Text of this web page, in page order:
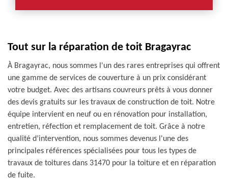
Tout sur la réparation de toit Bragayrac
À Bragayrac, nous sommes l'un des rares entreprises qui offrent
une gamme de services de couverture à un prix considérant
votre budget. Avec des artisans couvreurs prêts à vous donner
des devis gratuits sur les travaux de construction de toit. Notre
équipe intervient en neuf ou en rénovation pour installation,
entretien, réfection et remplacement de toit. Grâce à notre
qualité d’intervention, nous sommes devenus l'une des
principales références spécialisées pour tous les types de
travaux de toitures dans 31470 pour la toiture et en réparation
de fuite.